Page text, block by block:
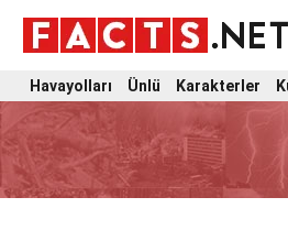
Havayolları Ünlü Karakterler